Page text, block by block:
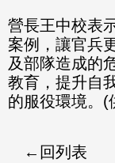
營長王中校表
案例，讓官兵
及部隊造成的
教育，提升自
的服役環境。(
回列表